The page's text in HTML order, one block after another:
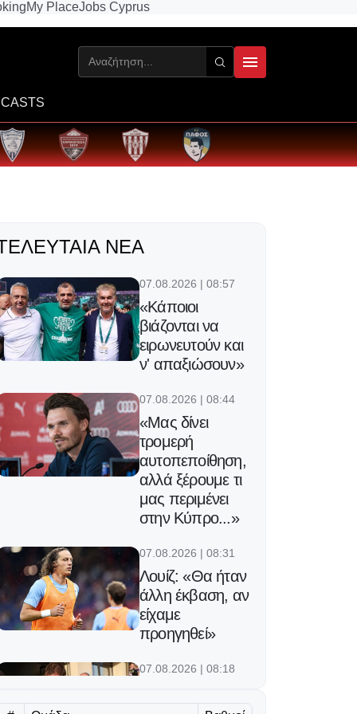
My PlaceJobs Cyprus
ΝΈΑ
07.08.2026 | 08:57
«Κάποιοι
βιάζονται να
ειρωνευτούν και
ν' απαξιώσουν»
07.08.2026 | 08:44
«Μας δίνει
τρομερή
αυτοπεποίθηση,
αλλά ξέρουμε τι
μας περιμένει
στην Κύπρο...»
07.08.2026 | 08:31
Λουίζ: «Θα ήταν
άλλη έκβαση, αν
είχαμε
προηγηθεί»
07.08.2026 | 08:18